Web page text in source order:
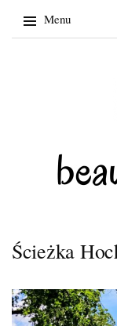
Menu
Ścieżka